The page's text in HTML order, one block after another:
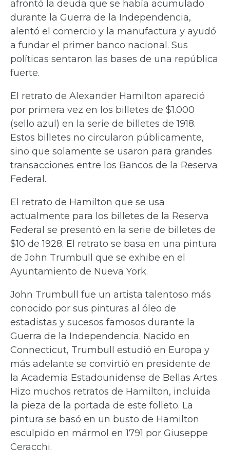
afrontó la deuda que se había acumulado
durante la Guerra de la Independencia,
alentó el comercio y la manufactura y ayudó
a fundar el primer banco nacional. Sus
políticas sentaron las bases de una república
fuerte.
El retrato de Alexander Hamilton apareció
por primera vez en los billetes de $1.000
(sello azul) en la serie de billetes de 1918.
Estos billetes no circularon públicamente,
sino que solamente se usaron para grandes
transacciones entre los Bancos de la Reserva
Federal.
El retrato de Hamilton que se usa
actualmente para los billetes de la Reserva
Federal se presentó en la serie de billetes de
$10 de 1928. El retrato se basa en una pintura
de John Trumbull que se exhibe en el
Ayuntamiento de Nueva York.
John Trumbull fue un artista talentoso más
conocido por sus pinturas al óleo de
estadistas y sucesos famosos durante la
Guerra de la Independencia. Nacido en
Connecticut, Trumbull estudió en Europa y
más adelante se convirtió en presidente de
la Academia Estadounidense de Bellas Artes.
Hizo muchos retratos de Hamilton, incluida
la pieza de la portada de este folleto. La
pintura se basó en un busto de Hamilton
esculpido en mármol en 1791 por Giuseppe
Ceracchi.